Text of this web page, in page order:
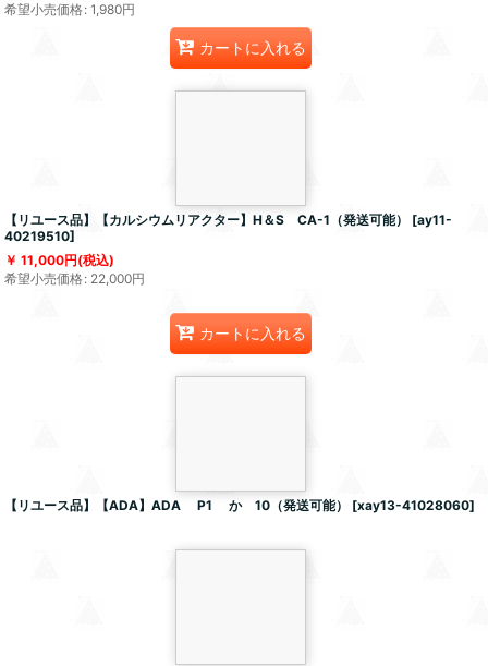
希望小売価格: 1,980円
カートに入れる
【リユース品】【カルシウムリアクター】H＆S CA-1（発送可能） [ay11-
40219510]
11,000円(税込)
希望小売価格: 22,000円
カートに入れる
【リユース品】【ADA】ADA P1 か 10（発送可能） [xay13-41028060]